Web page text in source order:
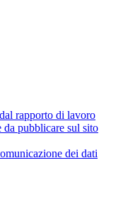
rapporto di lavoro
da pubblicare sul sito
dei dati